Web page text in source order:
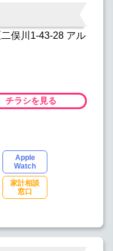
俣川1-43-28 アル
チラシを見る
Apple
Watch
家計相談
窓口